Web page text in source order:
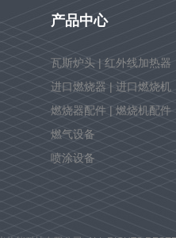
产品中心
瓦斯炉头 | 红外线加热器
进口燃烧器 | 进口燃烧机
燃烧器配件 | 燃烧机配件
燃气设备
喷涂设备